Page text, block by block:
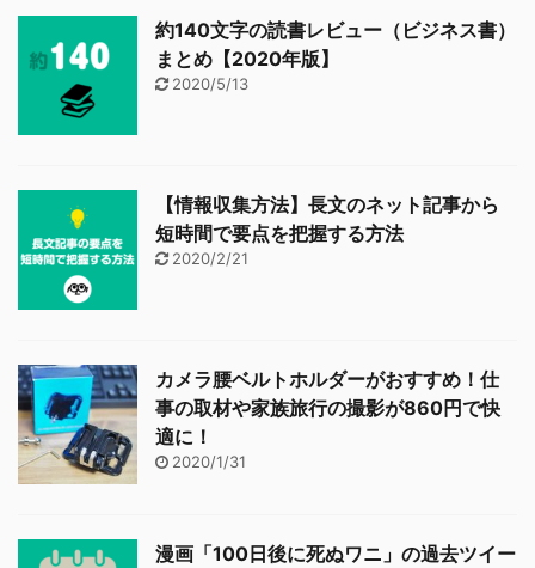
約140文字の読書レビュー（ビジネス書）
まとめ【2020年版】
2020/5/13
【情報収集方法】長文のネット記事から
短時間で要点を把握する方法
2020/2/21
カメラ腰ベルトホルダーがおすすめ！仕
事の取材や家族旅行の撮影が860円で快
適に！
2020/1/31
漫画「100日後に死ぬワニ」の過去ツイー